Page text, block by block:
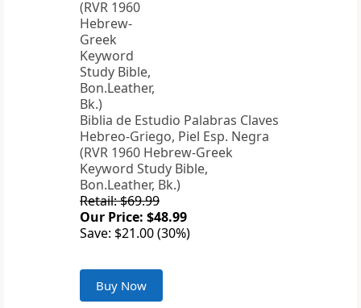
Biblia de Estudio Palabras Claves
Hebreo-Griego, Piel Esp. Negra
(RVR 1960 Hebrew-Greek
Keyword Study Bible,
Bon.Leather, Bk.)
Retail: $69.99
Our Price: $48.99
Save: $21.00 (30%)
Buy Now